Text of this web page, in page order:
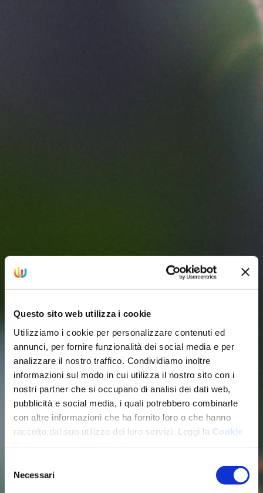
Questo sito web utilizza i cookie
Utilizziamo i cookie per personalizzare contenuti ed
annunci, per fornire funzionalità dei social media e per
analizzare il nostro traffico. Condividiamo inoltre
informazioni sul modo in cui utilizza il nostro sito con i
nostri partner che si occupano di analisi dei dati web,
pubblicità e social media, i quali potrebbero combinarle
con altre informazioni che ha fornito loro o che hanno
raccolto dal suo utilizzo dei loro servizi. Leggi la Cookie
delNecessari